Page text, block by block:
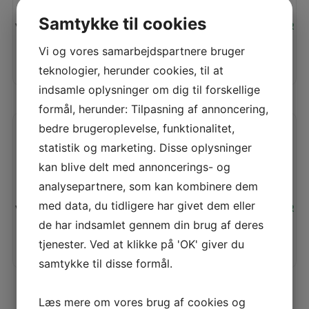
LÆS MERE
Vores pris: KR
KAI N5350 (230MM)
LÆS MERE
Vores pris: 420,00 KR
TILFØJ TIL KURV
Samtykke til cookies
Vi og vores samarbejdspartnere bruger
teknologier, herunder cookies, til at
indsamle oplysninger om dig til forskellige
formål, herunder: Tilpasning af annoncering,
bedre brugeroplevelse, funktionalitet,
statistik og marketing. Disse oplysninger
kan blive delt med annoncerings- og
analysepartnere, som kan kombinere dem
med data, du tidligere har givet dem eller
de har indsamlet gennem din brug af deres
tjenester. Ved at klikke på 'OK' giver du
samtykke til disse formål.
Læs mere om vores brug af cookies og